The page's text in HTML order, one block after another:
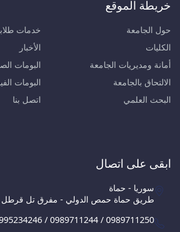
خريطة الموقع
حول الجامعة
الكليات
أمانة ومديريات الجامعة
الالتحاق بالجامعة
البحث العلمي
خدمات
الأخبار
البومات
البومات
اتصل بنا
ابقى على اتصال
سوريا - حماة
طريق حماة حمص الدولي - مفرق تل قرطل
/ 0989711244 / 0989711250